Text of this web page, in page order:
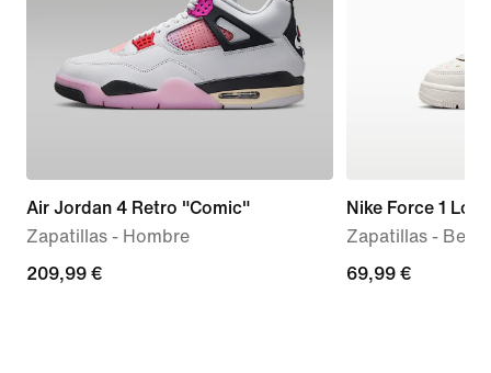
Air Jordan 4 Retro "Comic"
Zapatillas - Hombre
209,99 €
209,99 €
Nike Force 1 Low
Zapatillas -
69,99 €
69,99 €